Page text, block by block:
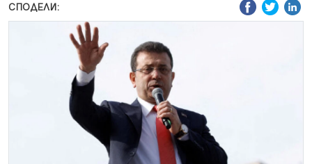
СПОДЕЛИ: